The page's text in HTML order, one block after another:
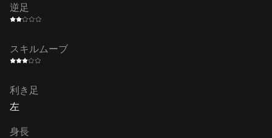
逆足
スキルムーブ
利き足
左
身長